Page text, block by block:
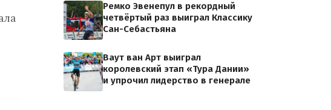
Ремко Эвенепул в рекордный
четвёртый раз выиграл Классику
Сан-Себастьяна
Ваут ван Арт выиграл
королевский этап «Тура Дании»
и упрочил лидерство в генерале